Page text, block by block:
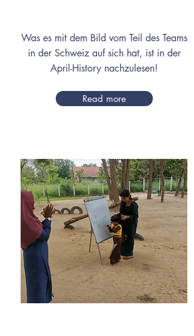
Was es mit dem Bild vom Teil des Teams
in der Schweiz auf sich hat, ist in der
April-History nachzulesen!
Read more